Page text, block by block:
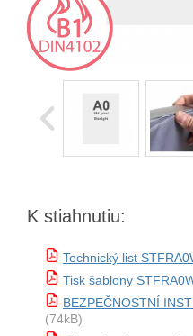
K stiahnutiu:
Technický list
Tisk šablony
BEZPEČNOSTNÍ
(74kB)